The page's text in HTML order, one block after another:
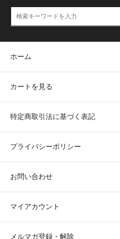
ホーム
カートを見る
特定商取引法に基づく表記
プライバシーポリシー
お問い合わせ
マイアカウント
メルマガ登録・解除